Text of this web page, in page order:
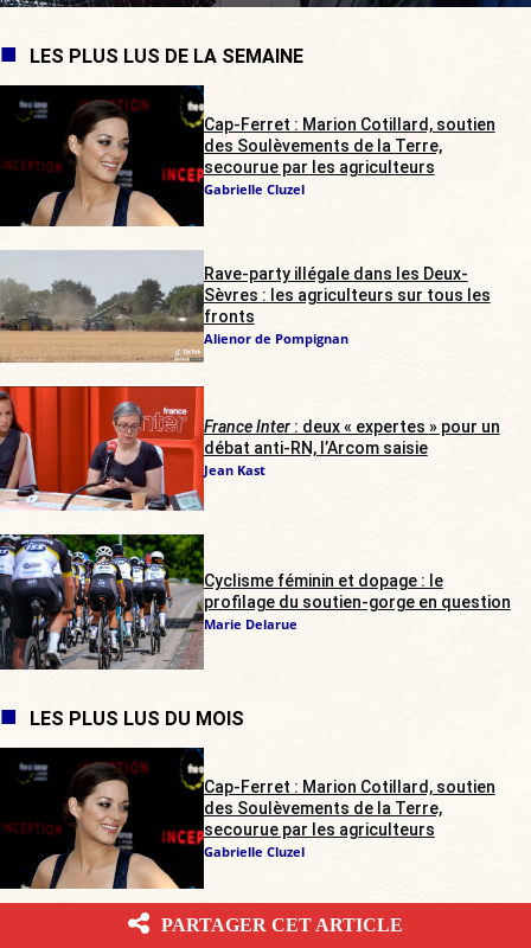
LES PLUS LUS DE LA SEMAINE
Cap-Ferret : Marion Cotillard, soutien
des Soulèvements de la Terre,
secourue par les agriculteurs
Gabrielle Cluzel
Rave-party illégale dans les Deux-
Sèvres : les agriculteurs sur tous les
fronts
Alienor de Pompignan
France Inter: deux « expertes » pour un
débat anti-RN, l’Arcom saisie
Jean Kast
Cyclisme féminin et dopage : le
profilage du soutien-gorge en question
Marie Delarue
LES PLUS LUS DU MOIS
Cap-Ferret : Marion Cotillard, soutien
des Soulèvements de la Terre,
secourue par les agriculteurs
Gabrielle Cluzel
Trouble à l’Assemblée : contrairement
PARTAGER CET ARTICLE